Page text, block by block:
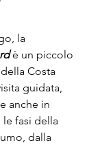
la
è un piccolo
Costa
guidata,
anche in
fasi della
dalla